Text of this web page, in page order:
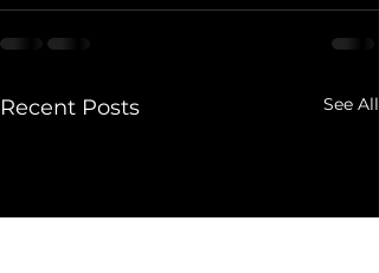
Recent Posts See All